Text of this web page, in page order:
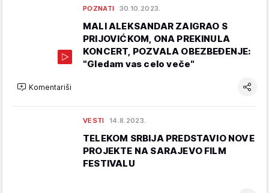
POZNATI 30.10.2023.
MALI ALEKSANDAR ZAIGRAO S
PRIJOVIĆKOM, ONA PREKINULA
KONCERT, POZVALA OBEZBEĐENJE:
"Gledam vas celo veče"
Komentariši
VESTI 14.8.2023.
TELEKOM SRBIJA PREDSTAVIO NOVE
PROJEKTE NA SARAJEVO FILM
FESTIVALU